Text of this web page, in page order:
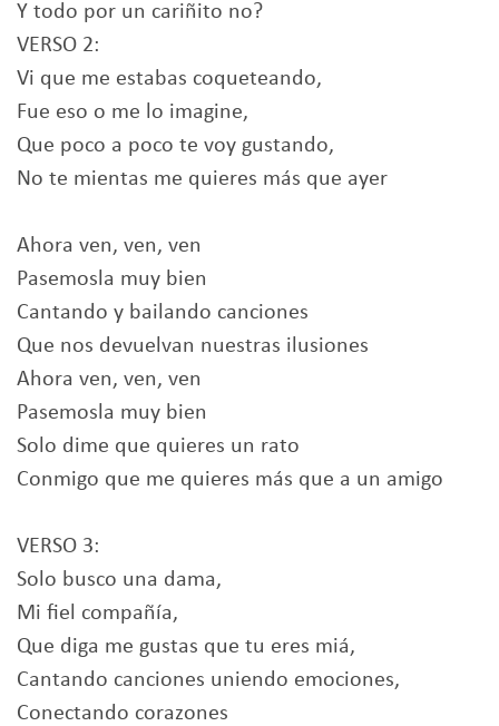
Y todo por un cariñito no?
VERSO 2:
Vi que me estabas coqueteando,
Fue eso o me lo imagine,
Que poco a poco te voy gustando,
No te mientas me quieres más que ayer
Ahora ven, ven, ven
Pasemosla muy bien
Cantando y bailando canciones
Que nos devuelvan nuestras ilusiones
Ahora ven, ven, ven
Pasemosla muy bien
Solo dime que quieres un rato
Conmigo que me quieres más que a un amigo
VERSO 3:
Solo busco una dama,
Mi fiel compañía,
Que diga me gustas que tu eres miá,
Cantando canciones uniendo emociones,
Conectando corazones